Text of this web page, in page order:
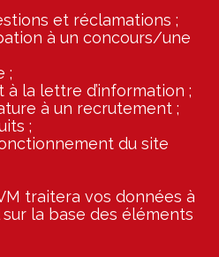
et réclamations ;
à un concours/une
;
à la lettre d’information ;
à un recrutement ;
;
du site
traitera vos données à
la base des éléments